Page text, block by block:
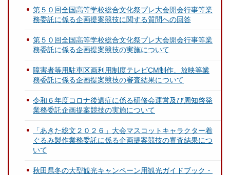
第５０回全国高等学校総合文化祭プレ大会開会行事等業
務委託に係る企画提案競技に関する質問への回答
第５０回全国高等学校総合文化祭プレ大会開会行事等業
務委託に係る企画提案競技の実施について
障害者等用駐車区画利用制度テレビCM制作、放映等業
務委託に係る企画提案競技の審査結果について
令和６年度コロナ後遺症に係る研修会運営及び周知啓発
業務委託企画提案競技の実施について
「あきた総文２０２６」大会マスコットキャラクター着
ぐるみ製作業務委託に係る企画提案競技の審査結果につ
いて
秋田県冬の大型観光キャンペーン用観光ガイドブック・